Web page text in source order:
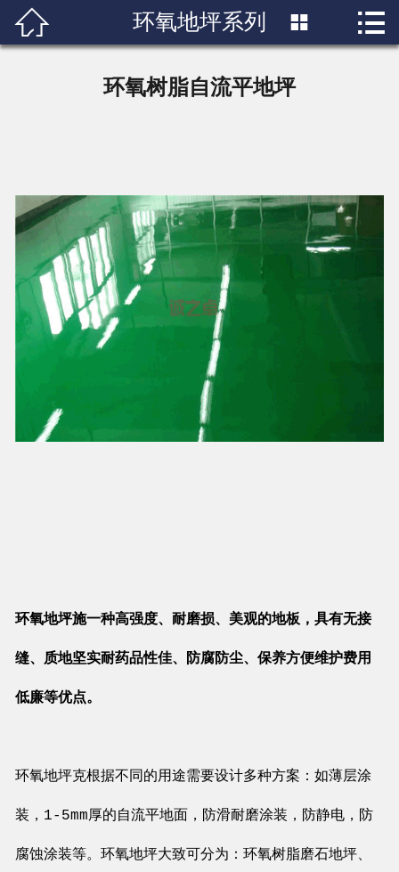
 首页
成功案例
行业知识
 环氧地坪系列  
环氧树脂自流平地坪
环氧地坪施一种高强度、耐磨损、美观的地板，具有无接
缝、质地坚实耐药品性佳、防腐防尘、保养方便维护费用
低廉等优点。
环氧地坪克根据不同的用途需要设计多种方案：如薄层涂
装，1-5mm厚的自流平地面，防滑耐磨涂装，防静电，防
腐蚀涂装等。环氧地坪大致可分为：环氧树脂磨石地坪、